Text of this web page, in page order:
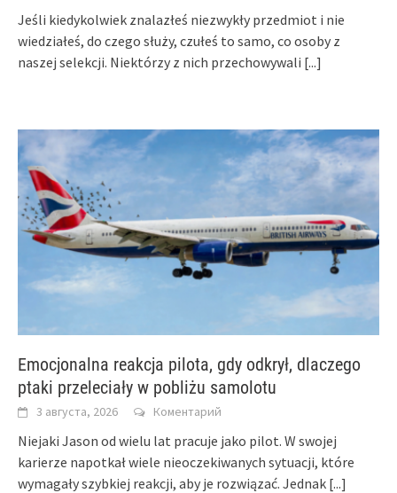
Jeśli kiedykolwiek znalazłeś niezwykły przedmiot i nie
wiedziałeś, do czego służy, czułeś to samo, co osoby z
naszej selekcji. Niektórzy z nich przechowywali [...]
Emocjonalna reakcja pilota, gdy odkrył, dlaczego
ptaki przeleciały w pobliżu samolotu
3 августа, 2026 Коментарий
Niejaki Jason od wielu lat pracuje jako pilot. W swojej
karierze napotkał wiele nieoczekiwanych sytuacji, które
wymagały szybkiej reakcji, aby je rozwiązać. Jednak [...]